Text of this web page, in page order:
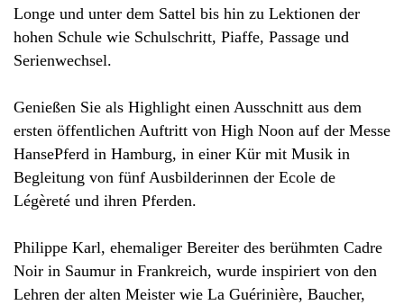
Longe und unter dem Sattel bis hin zu Lektionen der
hohen Schule wie Schulschritt, Piaffe, Passage und
Serienwechsel.
Genießen Sie als Highlight einen Ausschnitt aus dem
ersten öffentlichen Auftritt von High Noon auf der Messe
HansePferd in Hamburg, in einer Kür mit Musik in
Begleitung von fünf Ausbilderinnen der Ecole de
Légèreté und ihren Pferden.
Philippe Karl, ehemaliger Bereiter des berühmten Cadre
Noir in Saumur in Frankreich, wurde inspiriert von den
Lehren der alten Meister wie La Guérinière, Baucher,